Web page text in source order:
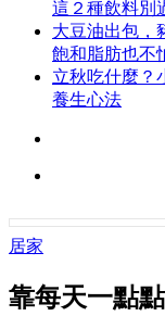
這２種飲料別
大豆油出包，
飽和脂肪也不
立秋吃什麼？
養生心法
居家
靠每天一點